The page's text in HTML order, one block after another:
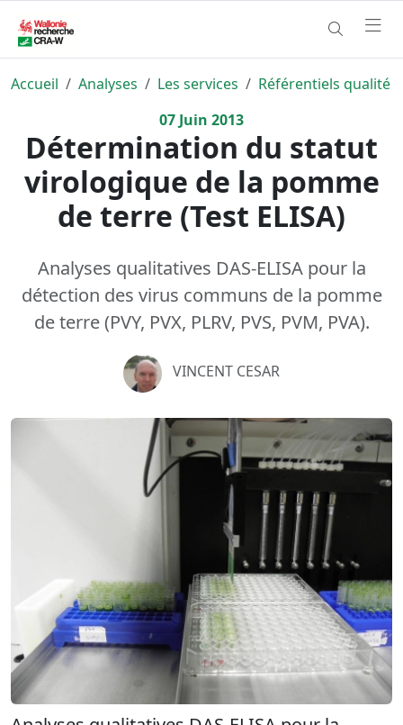
Accueil Analyses Les services
Référentiels qualité
07 Juin 2013
Détermination du statut
virologique de la pomme
de terre (Test ELISA)
Analyses qualitatives DAS-ELISA pour la
détection des virus communs de la pomme
de terre (PVY, PVX, PLRV, PVS, PVM, PVA).
VINCENT CESAR